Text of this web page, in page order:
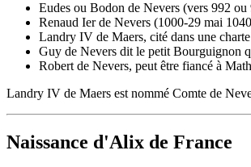
Eudes ou Bodon de Nevers (vers 992
Renaud Ier de Nevers (1000-29 mai
Landry IV de Maers, cité dans une
Guy de Nevers dit le petit Bourguignon
Robert de Nevers, peut être fiancé à
Landry IV de Maers est nommé Comte de
Naissance d'Alix de France